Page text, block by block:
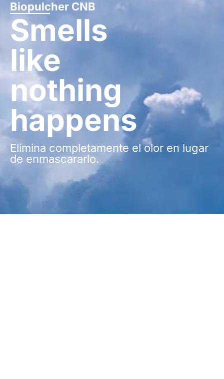
Biopulcher CNB
Smells
like
nothing
happens
Elimina completamente el olor en lugar
de enmascararlo.